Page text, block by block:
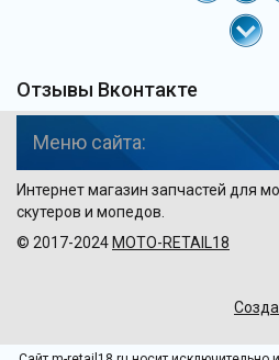
Отзывы Вконтакте
Меню сайта:
Интернет магазин запчастей для
скутеров и мопедов.
© 2017-2024 MOTO-RETAIL18